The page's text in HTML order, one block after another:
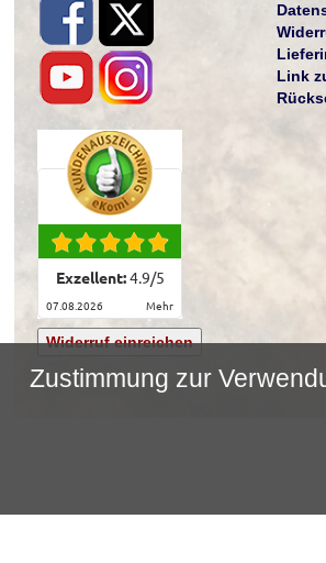
Exzellent:4.9/5
07.08.2026 mehr
Widerruf einreichen
Link
Zustimmung zur